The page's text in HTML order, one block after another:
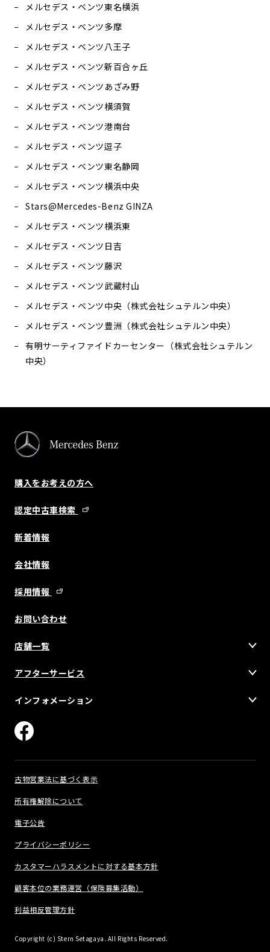
メルセデス・ベンツ東名横浜
メルセデス・ベンツ多摩
メルセデス・ベンツ八王子
メルセデス・ベンツ新百合ヶ丘
メルセデス・ベンツあざみ野
メルセデス・ベンツ横須賀
メルセデス・ベンツ港南台
メルセデス・ベンツ逗子
メルセデス・ベンツ東名静岡
メルセデス・ベンツ横浜中央
Stars@Mercedes-Benz GINZA
メルセデス・ベンツ横浜東
メルセデス・ベンツ日吉
メルセデス・ベンツ藤沢
メルセデス・ベンツ武蔵村山
メルセデス・ベンツ中央（株式会社シュテルン中央）
メルセデス・ベンツ豊洲（株式会社シュテルン中央）
有明サーティファイドカーセンター（株式会社シュテルン
中央）
購入をお考えの方へ
認定中古車検索
新着情報
会社情報
採用情報
お問い合わせ
店舗一覧
アフターサービス
インフォメーション
古物営業法に基づく表示
所有権解除について
電子公告
プライバシーポリシー
カスタマーハラスメントに対する基本方針
顧客本位の業務運営（保険募集活動）
利益相反管理方針
Copyright (c) Stern Setagaya. All Rights Reserved.